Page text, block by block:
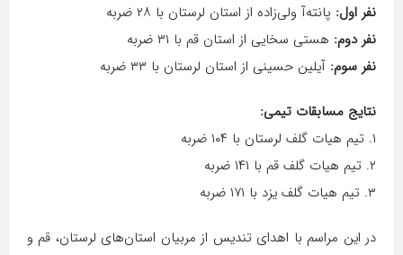
نفر اول: پانته‌آ ولی‌زاده از استان لرستان با ۲۸ ضربه
نفر دوم: هستی سخایی از استان قم با ۳۱ ضربه
نفر سوم: آیلین حسینی از استان لرستان با ۳۳ ضربه
نتایج مسابقات تیمی:
۱. تیم هیات گلف لرستان با ۱۰۴ ضربه
۲. تیم هیات گلف قم با ۱۴۱ ضربه
۳. تیم هیات گلف یزد با ۱۷۱ ضربه
در این مراسم با اهدای تندیس از مربیان استان‌های لرستان، قم و